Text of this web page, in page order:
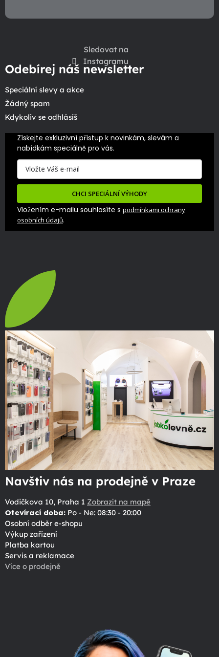
Sledovat na
Instagramu
Odebírej náš newsletter
Speciální slevy a akce
Žádný spam
Kdykoliv se odhlásíš
Získejte exkluzivní přístup k novinkám, slevám a
nabídkám speciálně pro vás.
CHCI SPECIÁLNÍ VÝHODY
Vložením e-mailu souhlasíte s podmínkami ochrany
osobních údajů.
Navštiv nás na prodejně v Praze
Vodičkova 10, Praha 1 Zobrazit na mapě
Otevírací doba: Po - Ne: 08:30 - 20:00
Osobní odběr e-shopu
Výkup zařízení
Platba kartou
Servis a reklamace
Více o prodejně